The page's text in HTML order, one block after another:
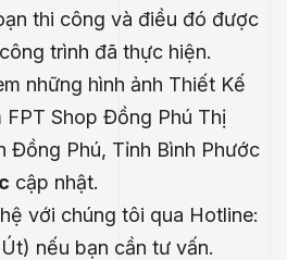
thi công và điều đó được
trình đã thực hiện.
những hình ảnh Thiết Kế
Shop Đồng Phú Thị
Đồng Phú, Tỉnh Bình Phước
cập nhật.
với chúng tôi qua Hotline:
nếu bạn cần tư vấn.